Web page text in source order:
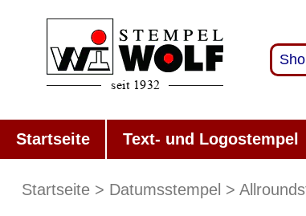
Startseite Text- und Logostempel
Startseite Datumsstempel